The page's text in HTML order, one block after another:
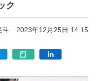
ク
斗 2023年12月25日 14:15